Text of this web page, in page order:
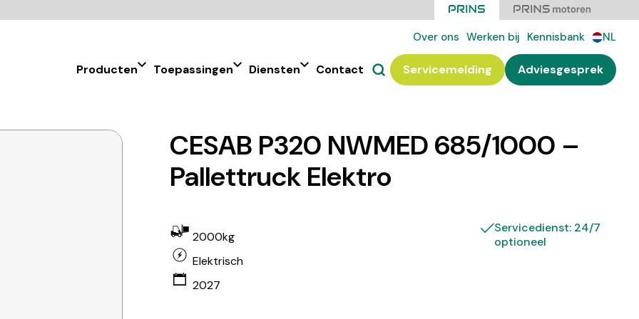
Over ons Werken bij Kennisbank NL
Producten Toepassingen Diensten Contact Servicemelding Adviesgesprek
CESAB P320 NWMED 685/1000 –
Pallettruck Elektro
2000kg
Elektrisch
2027
Servicedienst: 24/7
optioneel